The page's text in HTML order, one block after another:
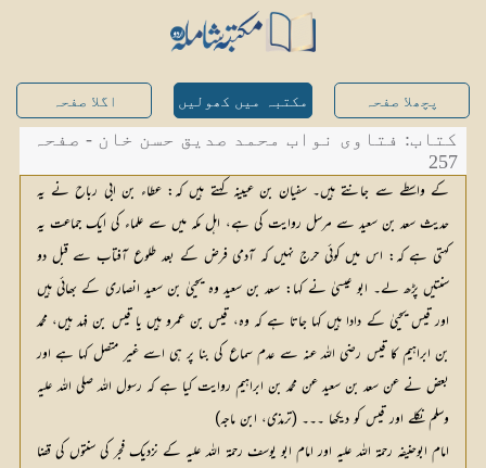
پچھلا صفحہ مکتبہ میں کھولیں اگلا صفحہ
کتاب: فتاوی نواب محمد صدیق حسن خان - صفحہ
257
کے واسطے سے جانتے ہیں۔ سفیان بن عیینہ کہتے ہیں کہ: عطاء بن ابی رباح نے یہ
حدیث سعد بن سعید سے مرسل روایت کی ہے، اہل مکہ میں سے علماء کی ایک جماعت یہ
کہتی ہے کہ: اس میں کوئی حرج نہیں کہ آدمی فرض کے بعد طلوع آفتاب سے قبل دو
سنتیں پڑھ لے۔ ابو عیسیٰ نے کہا: سعد بن سعید وہ یحییٰ بن سعید انصاری کے بھائی ہیں
اور قیس یحییٰ کے دادا ہیں کہا جاتا ہے کہ وہ، قیس بن عمرو ہیں یا قیس بن فہد ہیں، محمد
بن ابراہیم کا قیس رضی اللہ عنہ سے عدم سماع کی بنا پر ہی اسے غیر متصل کہا ہے اور
بعض نے عن سعد بن سعید عن محمد بن ابراہیم روایت کیا ہے کہ رسول اللہ صلی اللہ علیہ
وسلم نکلے اور قیس کو دیکھا ۔۔۔ (ترمذی، ابن ماجہ)
امام ابوحنیفہ رحمۃ اللہ علیہ اور امام ابو یوسف رحمۃ اللہ علیہ کے نزدیک فجر کی سنتوں کی قضا